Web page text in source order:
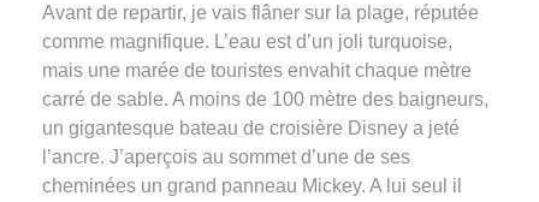
Avant de repartir, je vais flâner sur la plage, réputée
comme magnifique. L’eau est d’un joli turquoise,
mais une marée de touristes envahit chaque mètre
carré de sable. A moins de 100 mètre des baigneurs,
un gigantesque bateau de croisière Disney a jeté
l’ancre. J’aperçois au sommet d’une de ses
cheminées un grand panneau Mickey. A lui seul il